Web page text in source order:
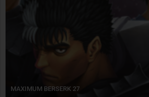
MAXIMUM BERSERK 27